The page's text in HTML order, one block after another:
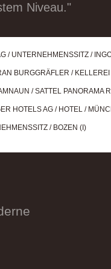
Niveau."
/ UNTERNEHMENSSITZ /
BURGGRÄFLER /
/ SATTEL PANORAMA
HOTELS AG / HOTEL /
/ BOZEN (I)